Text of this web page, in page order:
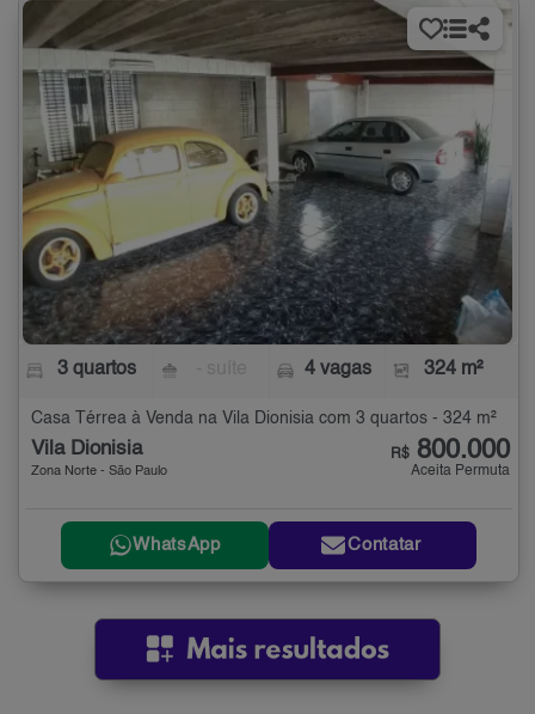
3 quartos 4 vagas 324 m²
Casa Térrea à Venda na Vila Dionisia com 3 quartos - 324 m²
Vila Dionisia
Zona Norte - São Paulo
R$ 800.000
Aceita Permuta
WhatsApp Contatar